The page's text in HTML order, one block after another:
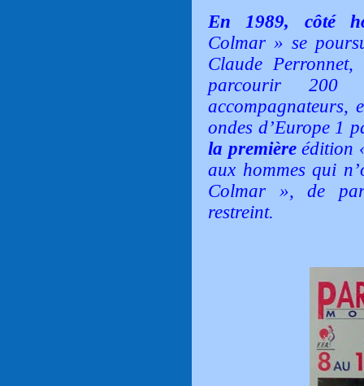
En 1989, côté
Colmar » se
Claude
parcourir
accompagnateurs,
ondes d’Europe 1
la premièreédition
aux hommes qui
Colmar », de
restreint.